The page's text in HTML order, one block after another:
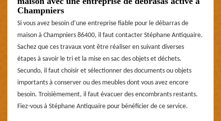
Champniers
Si vous avez besoin d’une entreprise fiable pour le débarras de
maison à Champniers 86400, il faut contacter Stéphane Antiquaire.
Sachez que ces travaux vont être réaliser en suivant diverses
étapes à savoir le tri et la mise en sac des objets et déchets.
Secundo, il faut choisir et sélectionner des documents ou objets
importants à conserver ou des meubles dont vous avez encore
besoin. Troisièmement, il faut évacuer des encombrants restants.
Fiez-vous à Stéphane Antiquaire pour bénéficier de ce service.